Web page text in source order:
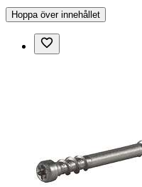
Hoppa över innehållet